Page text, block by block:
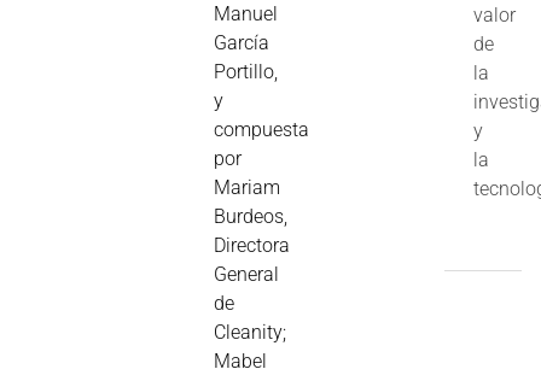
Manuel
García
Portillo,
y
compuesta
por
Mariam
Burdeos,
Directora
General
de
Cleanity;
Mabel
valor
de
la
y
la